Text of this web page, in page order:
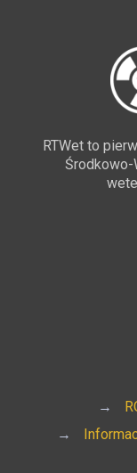
RTWet to
Środkowo-
→
→